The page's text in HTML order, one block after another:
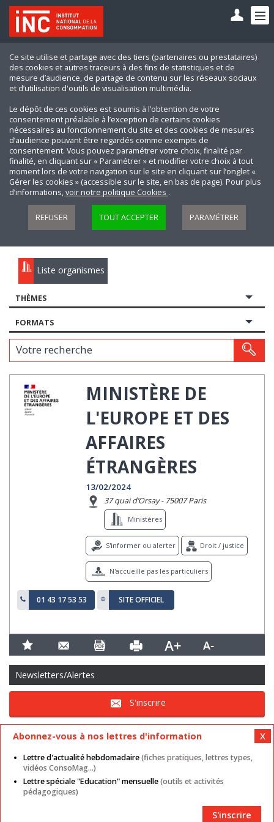
Ce site utilise et partage avec des tiers (partenaires ou prestataires)
des cookies et autres traceurs à des fins de statistiques et de
mesure d’audience, de partage de contenu sur les réseaux sociaux
et d’utilisation d'outils de visualisation multimédia.
Le dépôt de ces cookies est soumis à l’obtention de votre
consentement préalable à l’exception de certains cookies
nécessaires au fonctionnement du site et des cookies de mesures
d’audience pouvant être regardés comme exempts de
consentement. Vous pouvez paramétrer votre choix, finalité par
finalité, en cliquant sur « Paramétrer » et modifier votre choix à tout
moment lors de votre navigation sur le site en cliquant sur l’onglet «
Gérer les cookies » (accessible sur le site, en bas de page). Pour plus
d’informations,voir notre politique Cookies .
REFUSER TOUT ACCEPTER PARAMÉTRER
Liste organismes
THÈMES
FORMATS
Votre recherche
MINISTÈRE DE
L'EUROPE ET DES
AFFAIRES
ÉTRANGÈRES
13/02/2024
37 quai d’Orsay - 75007 Paris
Ministères
S'informer ou alerter Droit / justice
N'accueille pas les particuliers
01 43 17 53 53 SITE OFFICIEL
Newsletters/Alertes
S'inscrire
Mentions légales Nos autres sites CGU
Données personnelles
Abonnez-vous à nos lettres d'information
Lettre d'actualité hebdomadaire(fiches pratiques, lettres types,
vidéos ConsoMag...)
Lettre spéciale "Education" mensuelle(outils et activités
pédagogiques)
S'inscrire